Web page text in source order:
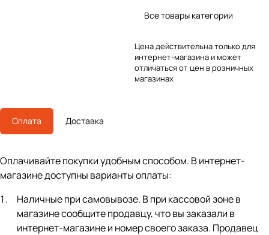
Все товары категории
Цена действительна только для
интернет-магазина и может
отличаться от цен в розничных
магазинах
Оплата Доставка
Оплачивайте покупки удобным способом. В интернет-
магазине доступны варианты оплаты:
Наличные при самовывозе. В при кассовой зоне в
магазине сообщите продавцу, что вы заказали в
интернет-магазине и номер своего заказа. Продавец